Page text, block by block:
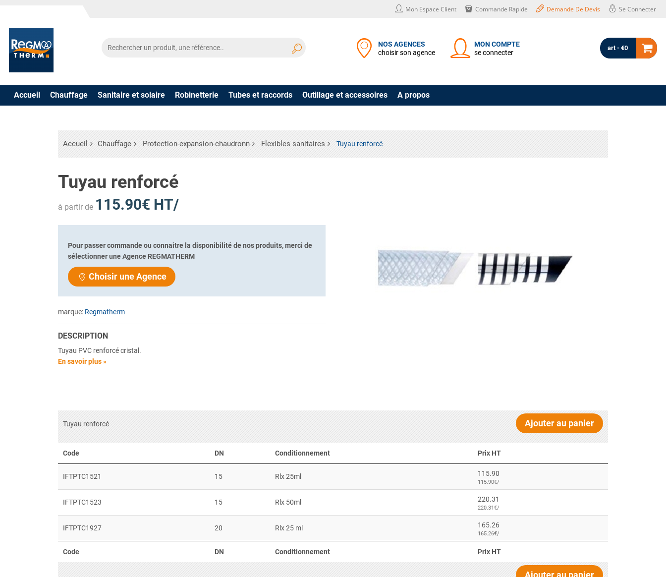
Mon Espace Client Commande Rapide Demande De Devis Se Connecter
NOS AGENCES
choisir son agence
MON COMPTE
se connecter
art - €0
Accueil Chauffage Sanitaire et solaire Robinetterie Tubes et raccords Outillage et accessoires A propos
Accueil Chauffage Protection-expansion-chaudronn Flexibles sanitaires Tuyau renforcé
Tuyau renforcé
à partir de 115.90€ HT/
Pour passer commande ou connaitre la disponibilité de nos produits, merci de
sélectionner une Agence REGMATHERM
Choisir une Agence
marque: Regmatherm
DESCRIPTION
Tuyau PVC renforcé cristal.
En savoir plus »
Tuyau renforcé Ajouter au panier
Code DN Conditionnement Prix HT
Code DN Conditionnement Prix HT
IFTPTC1521 15 Rlx 25ml 115.90
115.90€/
IFTPTC1523 15 Rlx 50ml 220.31
220.31€/
IFTPTC1927 20 Rlx 25 ml 165.26
165.26€/
Ajouter au panier